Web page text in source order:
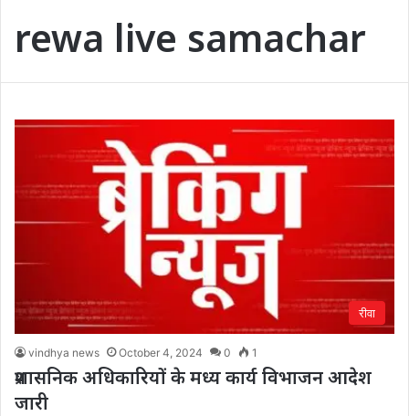
rewa live samachar
रीवा
vindhya news October 4, 2024 0 1
प्रशासनिक अधिकारियों के मध्य कार्य विभाजन आदेश
जारी